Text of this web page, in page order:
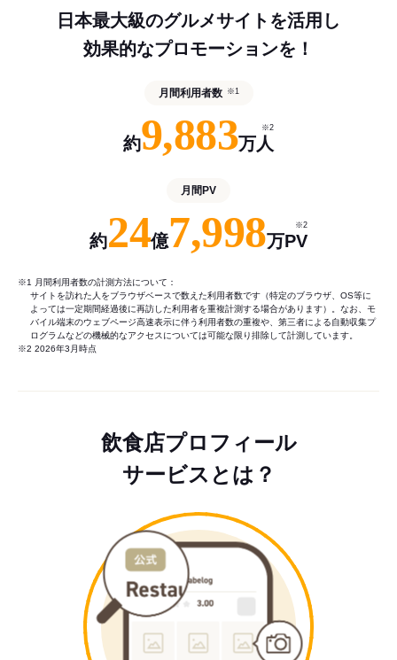
日本最大級のグルメサイトを活用し
効果的なプロモーションを！
月間利用者数 ※1
約9,883万人
※2
月間PV
約24億7,998万PV
※2
※1 月間利用者数の計測方法について：
サイトを訪れた人をブラウザベースで数えた利用者数です（特定のブラウザ、OS等に
よっては一定期間経過後に再訪した利用者を重複計測する場合があります）。なお、モ
バイル端末のウェブページ高速表示に伴う利用者数の重複や、第三者による自動収集プ
ログラムなどの機械的なアクセスについては可能な限り排除して計測しています。
※2 2026年3月時点
飲食店プロフィール
サービスとは？